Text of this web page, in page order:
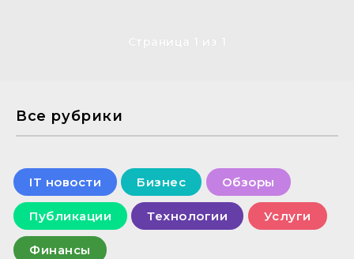
Страница 1 из 1
Все рубрики
IT новости Бизнес Обзоры
Публикации Технологии Услуги
Финансы